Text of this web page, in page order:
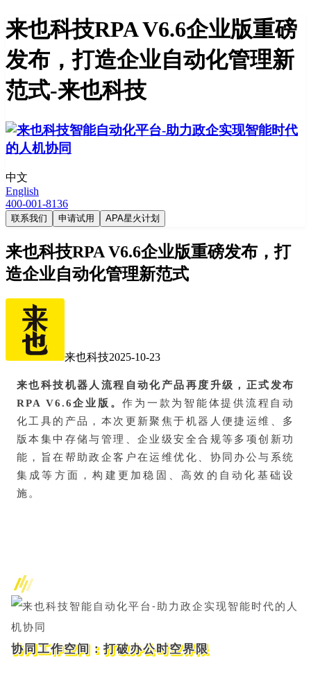
来也科技RPA V6.6企业版重磅
发布，打造企业自动化管理新
范式-来也科技
中文
English
400-001-8136
联系我们 申请试用 APA星火计划
来也科技RPA V6.6企业版重磅发布，打
造企业自动化管理新范式
来也科技2025-10-23
来也科技机器人流程自动化产品再度升级，正式发布
RPA V6.6企业版。作为一款为智能体提供流程自动
化工具的产品，本次更新聚焦于机器人便捷运维、多
版本集中存储与管理、企业级安全合规等多项创新功
能，旨在帮助政企客户在运维优化、协同办公与系统
集成等方面，构建更加稳固、高效的自动化基础设
施。
协同工作空间：打破办公时空界限